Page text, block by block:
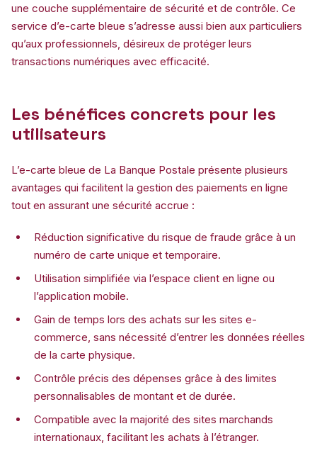
une couche supplémentaire de sécurité et de contrôle. Ce
service d’e-carte bleue s’adresse aussi bien aux particuliers
qu’aux professionnels, désireux de protéger leurs
transactions numériques avec efficacité.
Les bénéfices concrets pour les
utilisateurs
L’e-carte bleue de La Banque Postale présente plusieurs
avantages qui facilitent la gestion des paiements en ligne
tout en assurant une sécurité accrue :
Réduction significative du risque de fraude grâce à un
numéro de carte unique et temporaire.
Utilisation simplifiée via l’espace client en ligne ou
l’application mobile.
Gain de temps lors des achats sur les sites e-
commerce, sans nécessité d’entrer les données réelles
de la carte physique.
Contrôle précis des dépenses grâce à des limites
personnalisables de montant et de durée.
Compatible avec la majorité des sites marchands
internationaux, facilitant les achats à l’étranger.